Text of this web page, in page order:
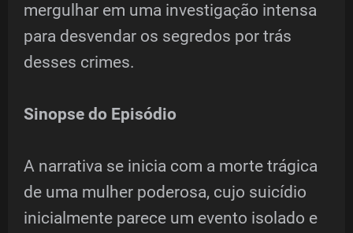
mergulhar em uma investigação intensa
para desvendar os segredos por trás
desses crimes.
Sinopse do Episódio
A narrativa se inicia com a morte trágica
de uma mulher poderosa, cujo suicídio
inicialmente parece um evento isolado e